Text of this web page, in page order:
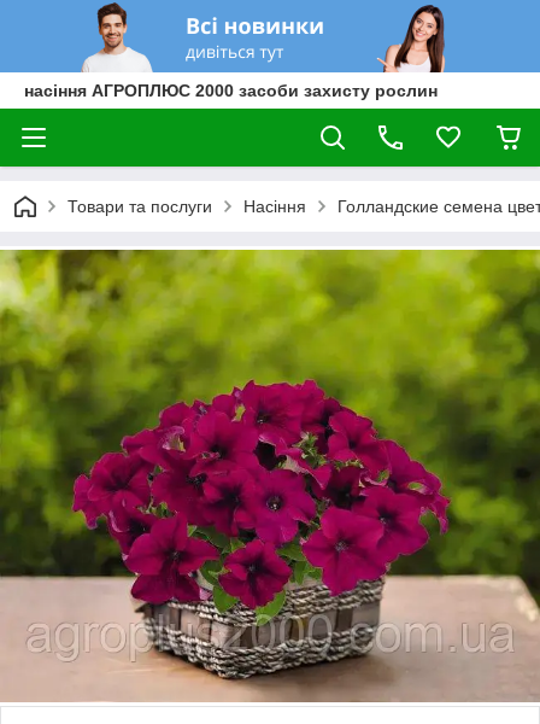
насіння АГРОПЛЮС 2000 засоби захисту рослин
Товари та послуги Насіння Голландские семена